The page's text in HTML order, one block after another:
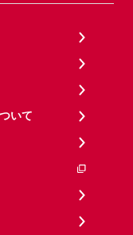
いて